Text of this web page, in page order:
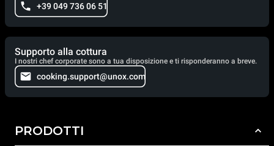
+39 049 736 06 51
Supporto alla cottura
I nostri chef corporate sono a tua disposizione e ti risponderanno a breve.
cooking.support@unox.com
PRODOTTI